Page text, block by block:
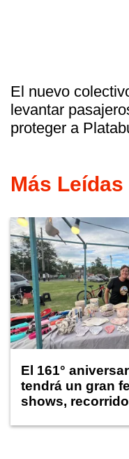
El nuevo
levantar
proteger a
Más Leídas
El 161°
tendrá un gran
shows,